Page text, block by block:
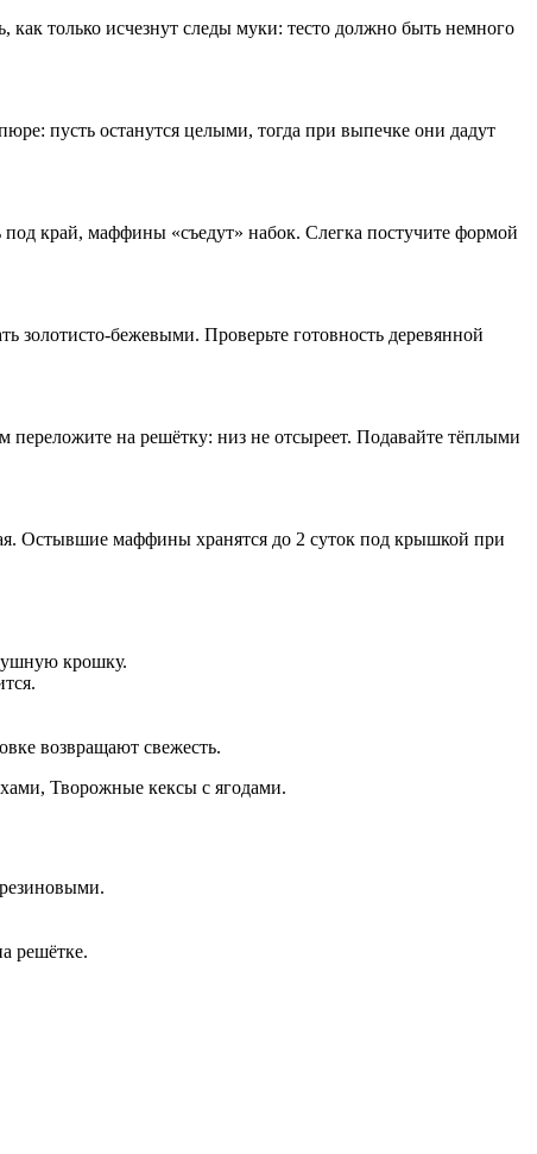
только исчезнут следы муки: тесто должно быть немного
пусть останутся целыми, тогда при выпечке они дадут
край, маффины «съедут» набок. Слегка постучите формой
золотисто-бежевыми. Проверьте готовность деревянной
на решётку: низ не отсыреет. Подавайте тёплыми
Остывшие маффины хранятся до 2 суток под крышкой при
крошку.
возвращают свежесть.
, Творожные кексы с ягодами.
решётке.